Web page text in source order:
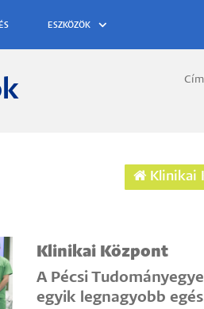
ESZKÖZÖK
Klinikai
Klinikai Központ
A Pécsi
egyik legnagyobb